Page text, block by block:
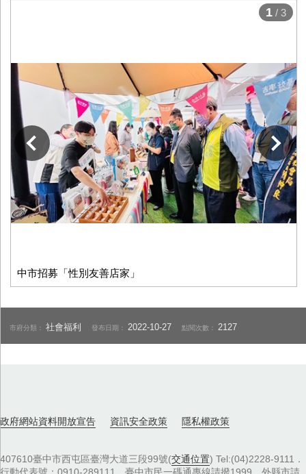
中市招募「性別友善店家」
下一張
1 / 3
市府分類：社會福利 發布日期： 2022-10-27 點閱次數： 2127
政府網站資料開放宣告 資訊安全政策 隱私權政策
407610臺中市西屯區臺灣大道三段99號(交通位置) Tel:(04)2228-9111．